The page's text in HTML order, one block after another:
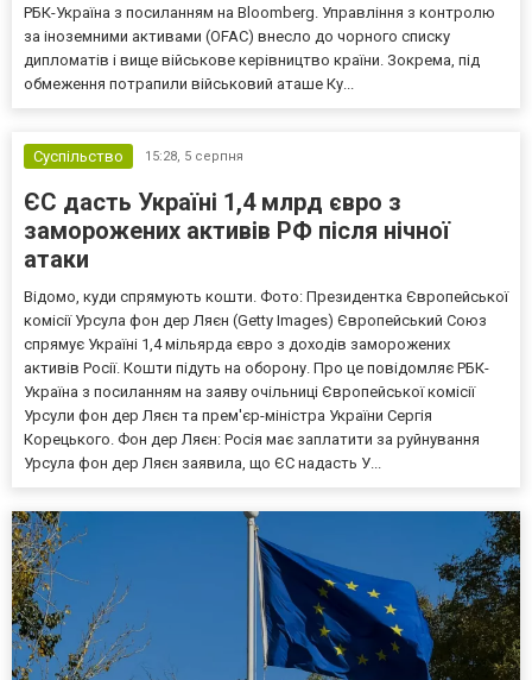
РБК-Україна з посиланням на Bloomberg. Управління з контролю
за іноземними активами (OFAC) внесло до чорного списку
дипломатів і вище військове керівництво країни. Зокрема, під
обмеження потрапили військовий аташе Ку...
Суспільство 15:28, 5 серпня
ЄС дасть Україні 1,4 млрд євро з
заморожених активів РФ після нічної
атаки
Відомо, куди спрямують кошти. Фото: Президентка Європейської
комісії Урсула фон дер Ляєн (Getty Images) Європейський Союз
спрямує Україні 1,4 мільярда євро з доходів заморожених
активів Росії. Кошти підуть на оборону. Про це повідомляє РБК-
Україна з посиланням на заяву очільниці Європейської комісії
Урсули фон дер Ляєн та прем'єр-міністра України Сергія
Корецького. Фон дер Ляєн: Росія має заплатити за руйнування
Урсула фон дер Ляєн заявила, що ЄС надасть У...